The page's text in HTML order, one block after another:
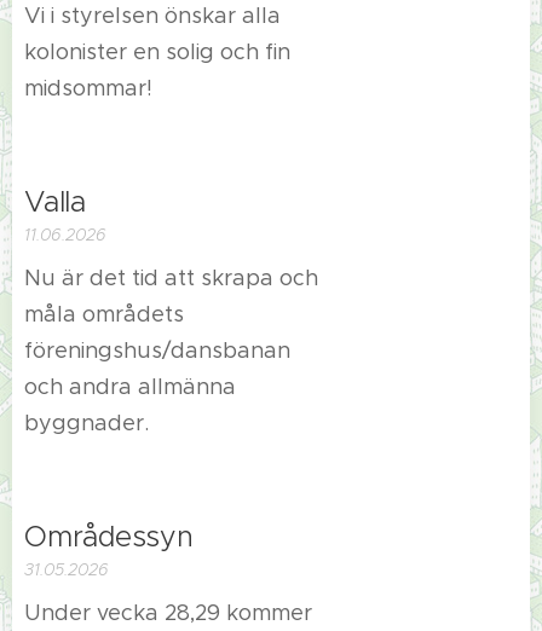
Vi i styrelsen önskar alla
kolonister en solig och fin
midsommar!
Valla
11.06.2026
Nu är det tid att skrapa och
måla områdets
föreningshus/dansbanan
och andra allmänna
byggnader.
Områdessyn
31.05.2026
Under vecka 28,29 kommer